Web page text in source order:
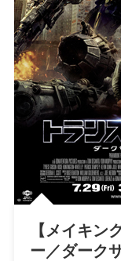
【メイキン
ー／ダーク